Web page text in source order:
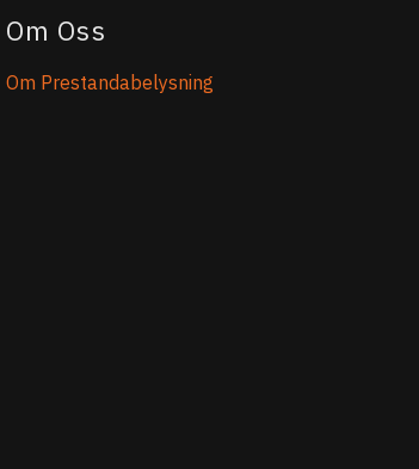
Om Oss
Om Prestandabelysning